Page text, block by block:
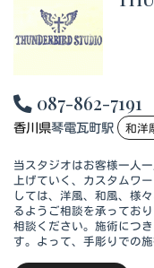
087-862-7191
香川県琴電瓦町駅 和洋
当スタジオはお客様一人
上げていく、カスタムワ
しては、洋風、和風、様
るようご相談を承ってお
相談ください。施術につ
す。よって、手彫りでの